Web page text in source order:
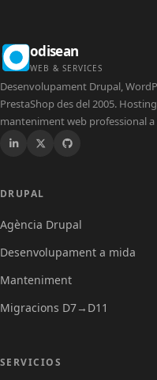
odisean
WEB & SERVICES
Desenvolupament Drupal,
PrestaShop des del 2005.
manteniment web professional a
Drupal
DRUPAL
Agència Drupal
Desenvolupament a mida
Manteniment
Migracions D7→D11
Servicios
SERVICIOS